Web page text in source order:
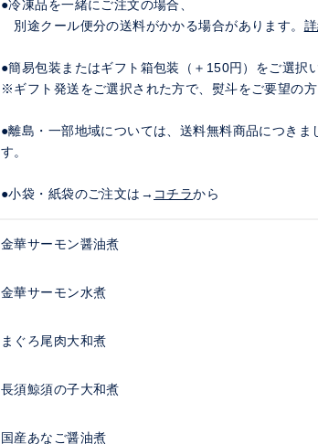
●冷凍品を一緒にご注文の場合、
別途クール便分の送料がかかる場合があります。
●簡易包装またはギフト箱包装（＋150円）をご選択
※ギフト発送をご選択された方で、熨斗をご要望の方
●離島・一部地域については、送料無料商品につきま
す。
●小袋・紙袋のご注文は→ コチラから
金華サーモン醤油煮
金華サーモン水煮
まぐろ尾肉大和煮
長須鯨須の子大和煮
国産あなご醤油煮